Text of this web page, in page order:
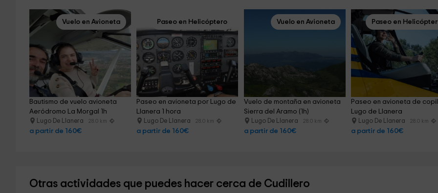
Vuelo en Avioneta
Bautismo de vuelo avioneta
Aeródromo La Morgal 1h
Lugo De Llanera 28.0 km
a partir de 160€
Paseo en Helicóptero
Paseo en avioneta por Lugo de
Llanera 1 hora
Lugo De Llanera 28.0 km
a partir de 160€
Vuelo en Avioneta
Vuelo de montaña en avioneta
Sierra del Aramo (1h)
Lugo De Llanera 28.0 km
a partir de 160€
Paseo en
Paseo en avioneta de
Lugo de Llanera
Lugo De Llanera 28.0 km
a partir de 160€
Otras actividades que puedes hacer cerca de Cudillero